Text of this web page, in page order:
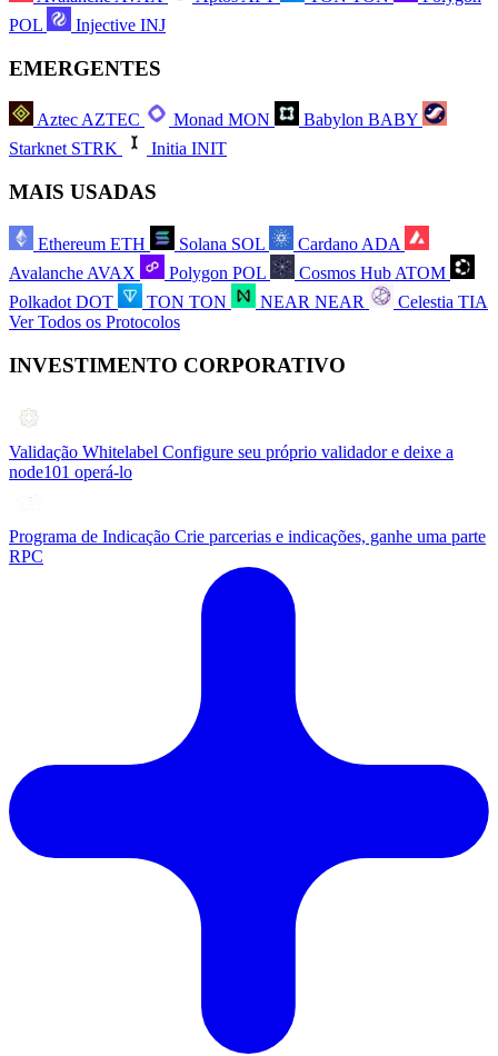
POL
Injective INJ
EMERGENTES
AztecAZTEC Monad MON Babylon BABY
Starknet STRK Initia INIT
MAIS USADAS
Ethereum ETH Solana SOL Cardano ADA
Avalanche AVAX Polygon POL Cosmos Hub ATOM
Polkadot DOT TON TON NEAR NEAR Celestia TIA
Ver Todos os Protocolos
INVESTIMENTO CORPORATIVO
Validação Whitelabel Configure seu próprio validador e deixe a
node101 operá-lo
Programa de Indicação Crie parcerias e indicações, ganhe uma parte
RPC